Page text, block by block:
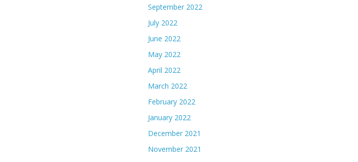
September 2022
July 2022
June 2022
May 2022
April 2022
March 2022
February 2022
January 2022
December 2021
November 2021